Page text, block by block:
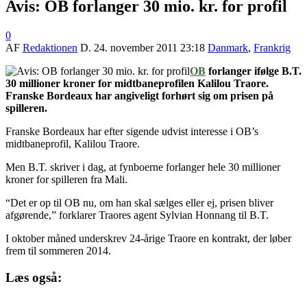
Avis: OB forlanger 30 mio. kr. for profil
0
AF Redaktionen D. 24. november 2011 23:18 Danmark, Frankrig
OB forlanger ifølge B.T.
30 millioner kroner for midtbaneprofilen Kalilou Traore.
Franske Bordeaux har angiveligt forhørt sig om prisen på
spilleren.
Franske Bordeaux har efter sigende udvist interesse i OB’s
midtbaneprofil, Kalilou Traore.
Men B.T. skriver i dag, at fynboerne forlanger hele 30 millioner
kroner for spilleren fra Mali.
“Det er op til OB nu, om han skal sælges eller ej, prisen bliver
afgørende,” forklarer Traores agent Sylvian Honnang til B.T.
I oktober måned underskrev 24-årige Traore en kontrakt, der løber
frem til sommeren 2014.
Læs også: